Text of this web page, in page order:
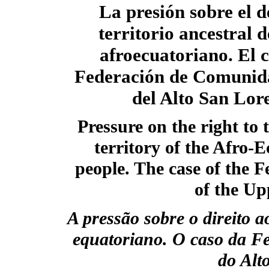
La presión sobre el
territorio ancestral
afroecuatoriano. El
Federación de
del Alto San
Pressure on the right to
territory of the Afro-
people. The case of the
of the
A pressão sobre o direito
equatoriano. O caso da
do